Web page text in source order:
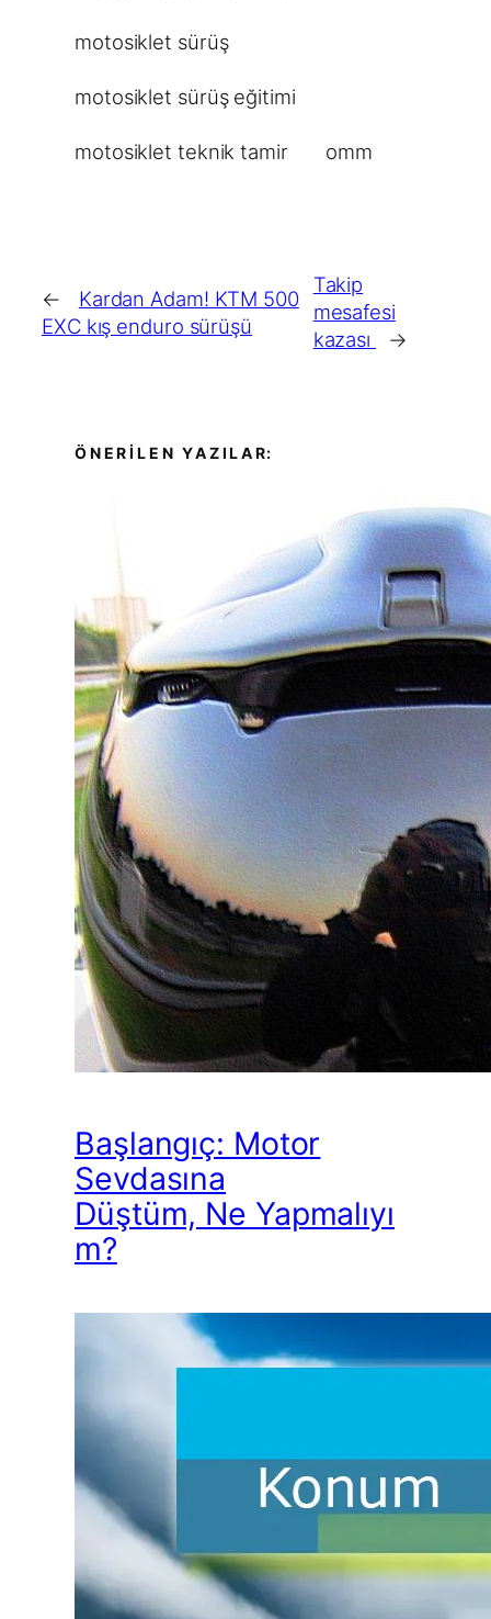
motosiklet sürüş
motosiklet sürüş eğitimi
motosiklet teknik tamir omm
←
Kardan Adam! KTM 500
EXC kış enduro sürüşü
Takip
mesafesi
kazası
→
ÖNERİLEN YAZILAR:
Başlangıç: Motor
Sevdasına
Düştüm, Ne Yapmalıyı
m?